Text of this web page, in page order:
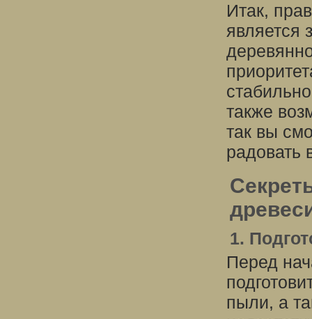
Итак,
является
также
так вы
радовать
1.
Перед
пыли, а